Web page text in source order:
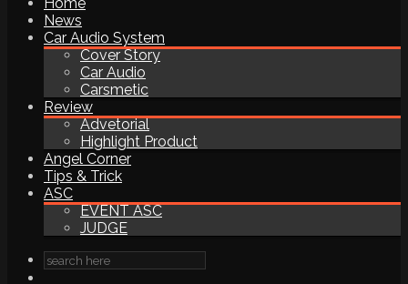
News
Car Audio System
Cover Story
Car Audio
Carsmetic
Review
Advetorial
Highlight Product
Angel Corner
Tips & Trick
ASC
EVENT ASC
JUDGE